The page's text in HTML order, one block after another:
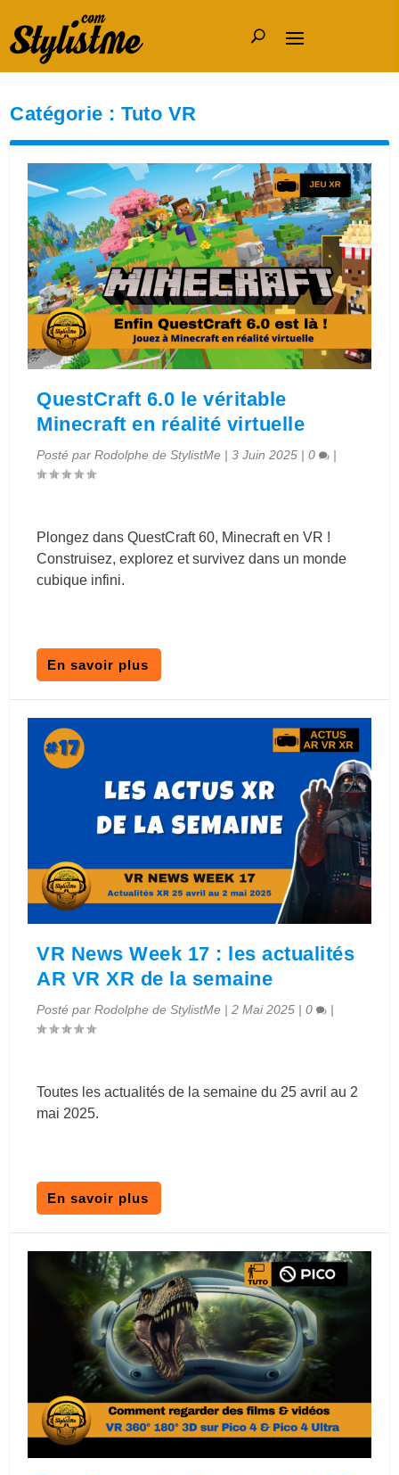
Catégorie :Tuto VR
QuestCraft 6.0 le véritable
Minecraft en réalité virtuelle
Posté parRodolphe de StylistMe |3 Juin 2025 |0 |
Plongez dans QuestCraft 60, Minecraft en VR !
Construisez, explorez et survivez dans un monde
cubique infini.
En savoir plus
VR News Week 17 : les actualités
AR VR XR de la semaine
Posté parRodolphe de StylistMe |2 Mai 2025 |0 |
Toutes les actualités de la semaine du 25 avril au 2
mai 2025.
En savoir plus